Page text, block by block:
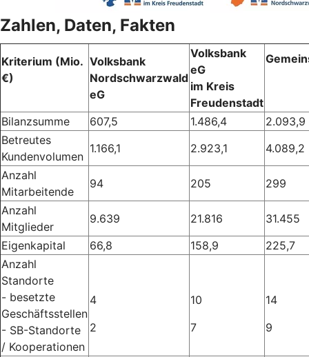
Zahlen, Daten, Fakten
Kriterium (Mio.
€)
Volksbank
Nordschwarzwald
eG
Volksbank
eG
im Kreis
Freudenstadt
Bilanzsumme 607,5 1.486,4
2.093,9
Betreutes
Kundenvolumen
1.166,1 2.923,1
4.089,2
Anzahl
Mitarbeitende
94 205
299
Anzahl
Mitglieder
9.639 21.816
31.455
Eigenkapital
66,8 158,9
225,7
Anzahl
Standorte
- besetzte
Geschäftsstellen
- SB-Standorte
/ Kooperationen
4
2
10
7
14
9